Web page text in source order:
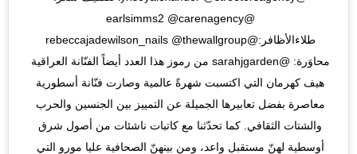
محاوَرة: @sarahjgarden من رموز هذا العدد أيضاً الفنّانة العراقية
هيف كهرمان التي اكتسبت شهرةً عالمية وصارت فنّانة أسطورية
معاصرة بفضل تعابيرها الجميلة عن التمييز بين الجنسين والحرب
والشتات الثقافي. كما تحدّثنا مع كاتبات ناشئات من أصول شرق
أوسطية لهنّ مستقبل واعد، ومن بينهنّ الصحافية عليا مورو التي